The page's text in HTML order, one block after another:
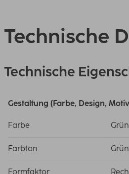
Technische
Technische
Gestaltung (Farbe, Design,
Farbe Grün
Farbton Grün
Formfaktor